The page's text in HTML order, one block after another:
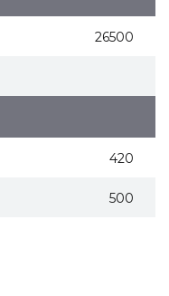
26500
420
500